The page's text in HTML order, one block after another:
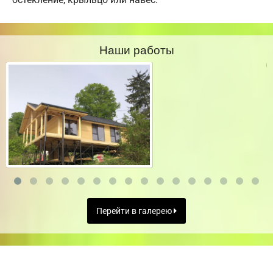
Наши работы
Перейти в галерею